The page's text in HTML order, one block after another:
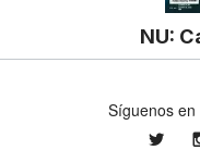
NU:
Síguenos